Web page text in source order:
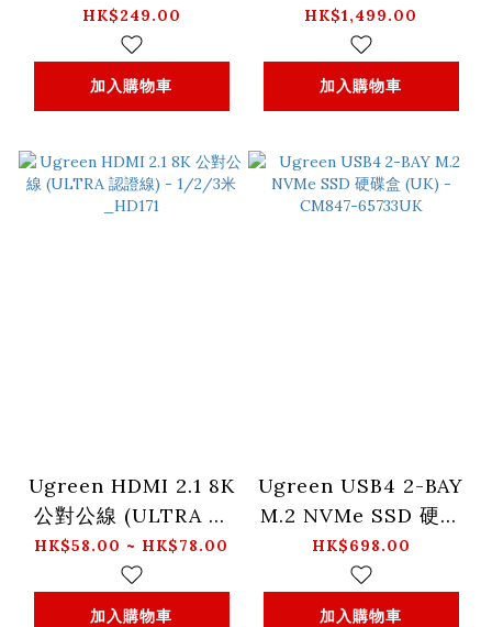
(12VHPWR) ARGB 延
長線
HK$249.00
加入購物車
V14 底板
HK$1,499.00
加入購物車
Ugreen HDMI 2.1 8K
公對公線 (ULTRA 認
證線) - 1/2/3米
_HD171
HK$58.00 ~ HK$78.00
加入購物車
Ugreen USB4 2-BAY
M.2 NVMe SSD 硬碟
盒 (UK) -CM847-
65733UK
HK$698.00
加入購物車